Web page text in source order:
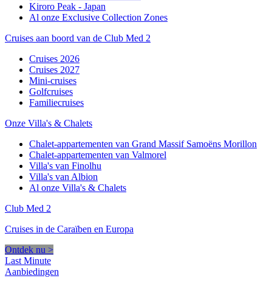
Kiroro Peak - Japan
Al onze Exclusive Collection Zones
Cruises aan boord van de Club Med 2
Cruises 2026
Cruises 2027
Mini-cruises
Golfcruises
Familiecruises
Onze Villa's & Chalets
Chalet-appartementen van Grand Massif Samoëns Morillon
Chalet-appartementen van Valmorel
Villa's van Finolhu
Villa's van Albion
Al onze Villa's & Chalets
Club Med 2
Cruises in de Caraïben en Europa
Ontdek nu >
Last Minute
Aanbiedingen